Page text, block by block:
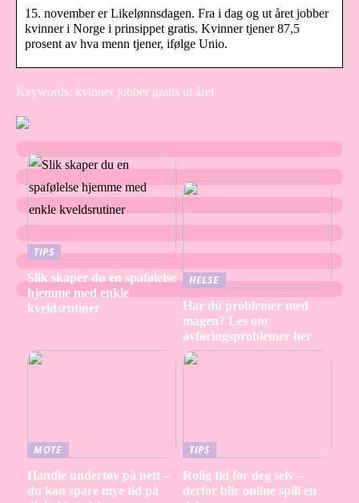
15. november er Likelønnsdagen. Fra i dag og ut året jobber
kvinner i Norge i prinsippet gratis. Kvinner tjener 87,5
prosent av hva menn tjener, ifølge Unio.
Keywords: kvinner jobber gratis ut året
TIPS
Slik skaper du en spafølelse
hjemme med enkle
kveldsrutiner
HELSE
Har du problemer med
magen? Les om
avføringsproblemer her
MOTE
Handle undertøy på nett –
du kan spare mye tid på
TIPS
Rolig tid for deg selv –
derfor blir online spill en